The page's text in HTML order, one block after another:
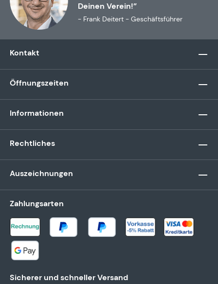
Deinen Verein!”
- Frank Deitert - Geschäftsführer
Kontakt
Öffnungszeiten
Informationen
Rechtliches
Auszeichnungen
Zahlungsarten
Sicherer und schneller Versand